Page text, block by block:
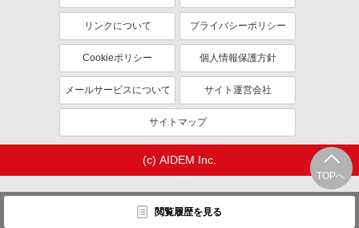
TOPへ
閲覧履歴を見る
リンクについて プライバシーポリシー
Cookieポリシー 個人情報保護方針
メールサービスについて サイト運営会社
サイトマップ
(c) AIDEM Inc.